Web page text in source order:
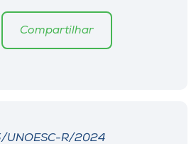
Compartilhar
UNOESC-R/2024